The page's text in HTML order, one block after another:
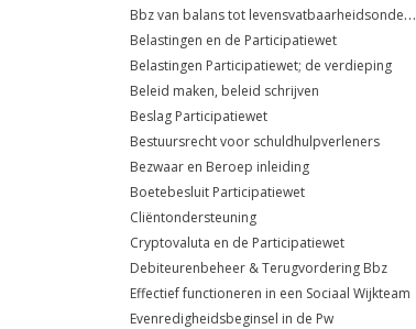
Bbz van balans tot levensvatbaarheidsonderzoek
Belastingen en de Participatiewet
Belastingen Participatiewet; de verdieping
Beleid maken, beleid schrijven
Beslag Participatiewet
Bestuursrecht voor schuldhulpverleners
Bezwaar en Beroep inleiding
Boetebesluit Participatiewet
Cliëntondersteuning
Cryptovaluta en de Participatiewet
Debiteurenbeheer & Terugvordering Bbz
Effectief functioneren in een Sociaal Wijkteam
Evenredigheidsbeginsel in de Pw